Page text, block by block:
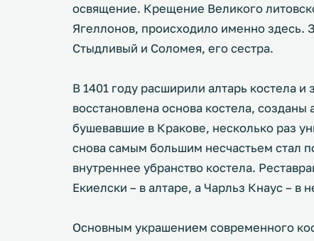
освящение. Крещение Великого
Ягеллонов, происходило именно здесь.
Стыдливый и Соломея, его сестра.
В 1401 году расширили алтарь костела
восстановлена основа костела,
бушевавшие в Кракове, несколько раз
снова самым большим несчастьем стал
внутреннее убранство костела.
Екиелски – в алтаре, а Чарльз Кнаус – в
Основным украшением современного